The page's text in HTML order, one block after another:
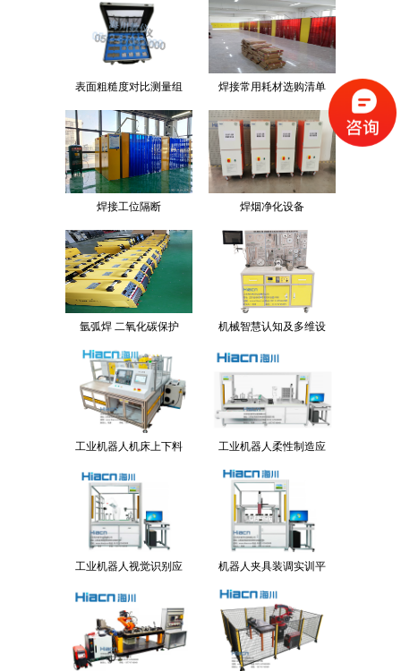
表面粗糙度对比测量组 焊接常用耗材选购清单
焊接工位隔断 焊烟净化设备
氩弧焊 二氧化碳保护 机械智慧认知及多维设
工业机器人机床上下料 工业机器人柔性制造应
工业机器人视觉识别应 机器人夹具装调实训平